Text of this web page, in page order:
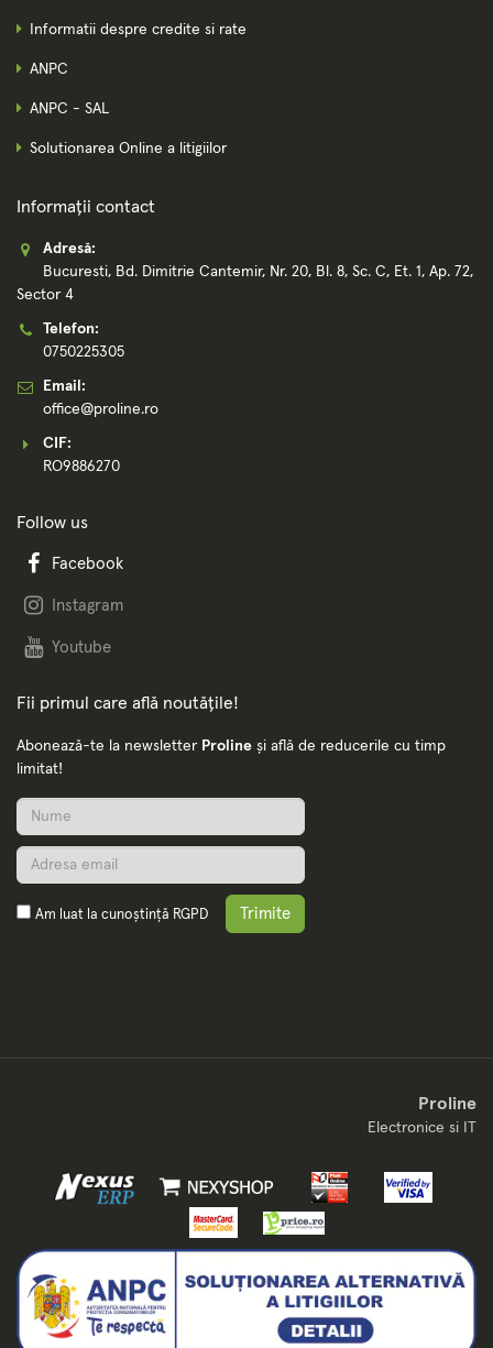
Informatii despre credite si rate
ANPC
ANPC - SAL
Solutionarea Online a litigiilor
Informații contact
Adresă:
Bucuresti, Bd. Dimitrie Cantemir, Nr. 20, Bl. 8, Sc. C, Et. 1, Ap. 72,
Sector 4
Telefon:
0750225305
Email:
office@proline.ro
CIF:
RO9886270
Follow us
Facebook
Instagram
Youtube
Fii primul care află noutățile!
Abonează-te la newsletter Proline și află de reducerile cu timp
limitat!
Am luat la cunoștință RGPD Trimite
Proline
Electronice si IT